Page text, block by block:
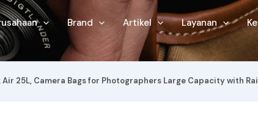
Brand Artikel Layanan
25L, Camera Bags for Photographers Large Capacity with